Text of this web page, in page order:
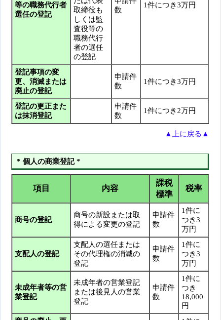
等の職務代行者
選任の登記
取締役も
しくは監
査役等の
職務代行
者の選任
の登記
数
1件につき3万円
登記事項の変
更、消滅または
廃止の登記
申請件
数
1件につき3万円
登記の更正また
は抹消登記
申請件
数
1件につき2万円
▲上に戻る▲
* 個人の商業登記 *
項目 内容
課税
標準
税率
商号の登記
商号の新設または取
得による変更の登記
申請件
数
1件に
つき3
万円
支配人の登記
支配人の選任または
その代理権の消滅の
登記
申請件
数
1件に
つき3
万円
未成年者等の営
業登記
未成年者の営業登記
または後見人の営業
登記
申請件
数
1件に
つき
18,000
円